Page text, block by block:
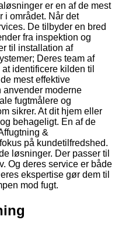
er en af de mest
i området. Når det
De tilbyder en bred
fra inspektion og
til installation af
Deres team af
identificere kilden til
mest effektive
anvender moderne
fugtmålere og
sikrer. At dit hjem eller
behageligt. En af de
&
på kundetilfredshed.
løsninger. Der passer til
Og deres service er både
ekspertise gør dem til
mod fugt.